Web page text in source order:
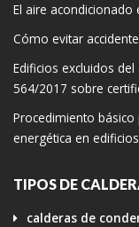
El aire
Cómo evitar
Edificios excluidos
564/2017 sobre
Procedimiento básico
energética en
TIPOS DE
calderas de